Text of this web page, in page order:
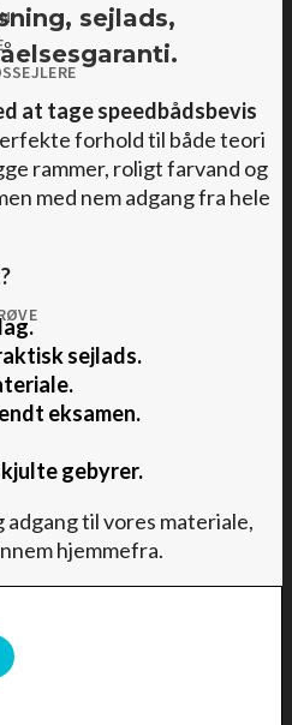
sejlads,
at tage speedbådsbevis
forhold til både teori
rammer, roligt farvand og
med nem adgang fra hele
sejlads.
eksamen.
gebyrer.
til vores materiale,
hjemmefra.